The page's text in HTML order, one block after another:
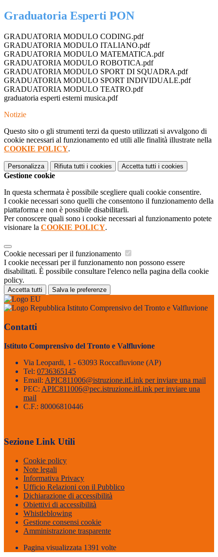
Graduatoria Esperti PON
GRADUATORIA MODULO CODING.pdf
GRADUATORIA MODULO ITALIANO.pdf
GRADUATORIA MODULO MATEMATICA.pdf
GRADUATORIA MODULO ROBOTICA.pdf
GRADUATORIA MODULO SPORT DI SQUADRA.pdf
GRADUATORIA MODULO SPORT INDIVIDUALE.pdf
GRADUATORIA MODULO TEATRO.pdf
graduatoria esperti esterni musica.pdf
Notizie
Questo sito o gli strumenti terzi da questo utilizzati si avvalgono di
cookie necessari al funzionamento ed utili alle finalità illustrate nella
COOKIE POLICY.
Personalizza Rifiuta tutti i cookies Accetta tutti i cookies
Gestione cookie
In questa schermata è possibile scegliere quali cookie consentire.
I cookie necessari sono quelli che consentono il funzionamento della
piattaforma e non è possibile disabilitarli.
Per conoscere quali sono i cookie necessari al funzionamento potete
visionare la COOKIE POLICY.
Cookie necessari per il funzionamento
I cookie necessari per il funzionamento non possono essere
disabilitati. È possibile consultare l'elenco nella pagina della cookie
policy.
Accetta tutti Salva le preferenze
Istituto Comprensivo del Tronto e Valfluvione
Contatti
Istituto Comprensivo del Tronto e Valfluvione
Via Leopardi, 1 - 63093 Roccafluvione (AP)
Tel: 0736365145
Email: APIC811006@istruzione.itLink per inviare una mail
PEC: APIC811006@pec.istruzione.itLink per inviare una
mail
C.F.: 80006810446
Sezione Link Utili
Cookie policy
Note legali
Informativa Privacy
Ufficio Relazioni con il Pubblico
Dichiarazione di accessibilità
Obiettivi di accessibilità
Whistleblowing
Gestione consensi cookie
Amministrazione trasparente
Pagina visualizzata 1391 volte